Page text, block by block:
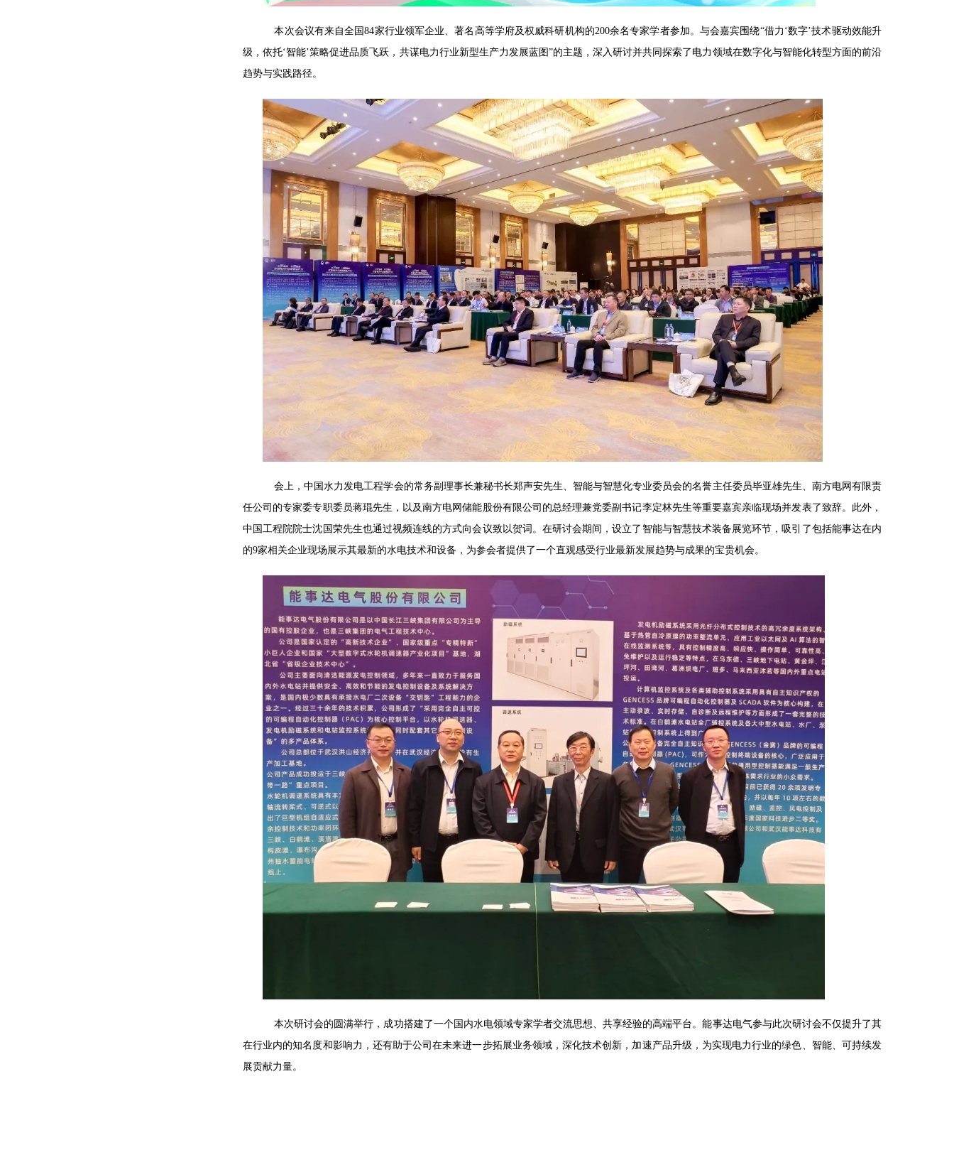
本次会议有来自全国84家行业领军企业、著名高等学府及权威科研机构的200余名专家学者参加。与会嘉宾围绕“借力‘数字’技术驱动效能升
级，依托‘智能’策略促进品质飞跃，共谋电力行业新型生产力发展蓝图”的主题，深入研讨并共同探索了电力领域在数字化与智能化转型方面的前沿
趋势与实践路径。
会上，中国水力发电工程学会的常务副理事长兼秘书长郑声安先生、智能与智慧化专业委员会的名誉主任委员毕亚雄先生、南方电网有限责
任公司的专家委专职委员蒋琨先生，以及南方电网储能股份有限公司的总经理兼党委副书记李定林先生等重要嘉宾亲临现场并发表了致辞。此外，
中国工程院院士沈国荣先生也通过视频连线的方式向会议致以贺词。 在研讨会期间，设立了智能与智慧技术装备展览环节，吸引了包括能事达在内
的9家相关企业现场展示其最新的水电技术和设备，为参会者提供了一个直观感受行业最新发展趋势与成果的宝贵机会。
本次研讨会的圆满举行，成功搭建了一个国内水电领域专家学者交流思想、共享经验的高端平台。能事达电气参与此次研讨会不仅提升了其
在行业内的知名度和影响力，还有助于公司在未来进一步拓展业务领域，深化技术创新，加速产品升级，为实现电力行业的绿色、智能、可持续发
展贡献力量。